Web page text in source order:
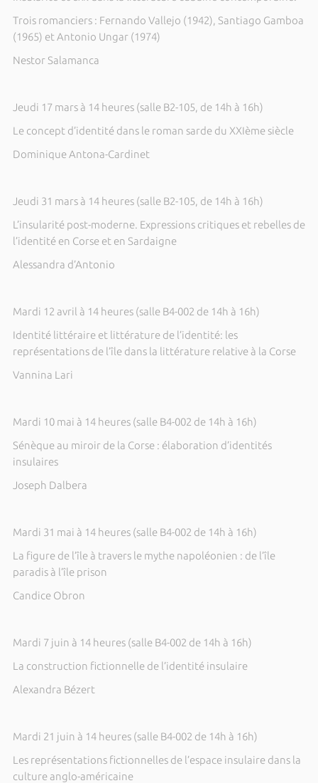
Trois romanciers : Fernando Vallejo (1942), Santiago Gamboa
(1965) et Antonio Ungar (1974)
Nestor Salamanca
Jeudi 17 mars à 14 heures (salle B2-105, de 14h à 16h)
Le concept d’identité dans le roman sarde du XXIème siècle
Dominique Antona-Cardinet
Jeudi 31 mars à 14 heures (salle B2-105, de 14h à 16h)
L’insularité post-moderne. Expressions critiques et rebelles de
l’identité en Corse et en Sardaigne
Alessandra d’Antonio
Mardi 12 avril à 14 heures (salle B4-002 de 14h à 16h)
Identité littéraire et littérature de l’identité: les
représentations de l’île dans la littérature relative à la Corse
Vannina Lari
Mardi 10 mai à 14 heures (salle B4-002 de 14h à 16h)
Sénèque au miroir de la Corse : élaboration d’identités
insulaires
Joseph Dalbera
Mardi 31 mai à 14 heures (salle B4-002 de 14h à 16h)
La figure de l’île à travers le mythe napoléonien : de l’île
paradis à l’île prison
Candice Obron
Mardi 7 juin à 14 heures (salle B4-002 de 14h à 16h)
La construction fictionnelle de l’identité insulaire
Alexandra Bézert
Mardi 21 juin à 14 heures (salle B4-002 de 14h à 16h)
Les représentations fictionnelles de l’espace insulaire dans la
culture anglo-américaine